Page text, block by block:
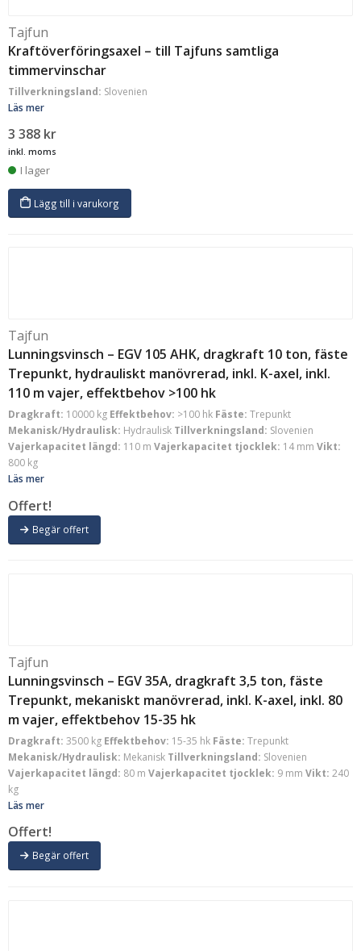
Tajfun
Kraftöverföringsaxel – till Tajfuns samtliga
timmervinschar
Tillverkningsland: Slovenien
Läs mer
3 388 kr
inkl. moms
I lager
Lägg till i varukorg
Tajfun
Lunningsvinsch – EGV 105 AHK, dragkraft 10 ton, fäste
Trepunkt, hydrauliskt manövrerad, inkl. K-axel, inkl.
110 m vajer, effektbehov >100 hk
Dragkraft: 10000 kg Effektbehov: >100 hk Fäste: Trepunkt
Mekanisk/Hydraulisk: Hydraulisk Tillverkningsland: Slovenien
Vajerkapacitet längd: 110 m Vajerkapacitet tjocklek: 14 mm Vikt:
800 kg
Läs mer
Offert!
Begär offert
Tajfun
Lunningsvinsch – EGV 35A, dragkraft 3,5 ton, fäste
Trepunkt, mekaniskt manövrerad, inkl. K-axel, inkl. 80
m vajer, effektbehov 15-35 hk
Dragkraft: 3500 kg Effektbehov: 15-35 hk Fäste: Trepunkt
Mekanisk/Hydraulisk: Mekanisk Tillverkningsland: Slovenien
Vajerkapacitet längd: 80 m Vajerkapacitet tjocklek: 9 mm Vikt: 240
kg
Läs mer
Offert!
Begär offert